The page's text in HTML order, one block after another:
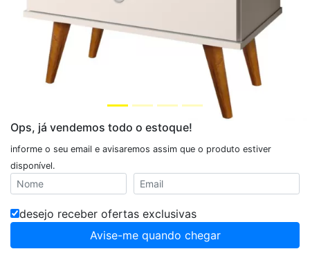
Ops, já vendemos todo o estoque!
informe o seu email e avisaremos assim que o produto estiver
disponível.
desejo receber ofertas exclusivas
Avise-me quando chegar